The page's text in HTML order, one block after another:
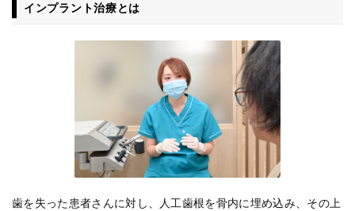
インプラント治療とは
歯を失った患者さんに対し、人工歯根を骨内に埋め込み、その上